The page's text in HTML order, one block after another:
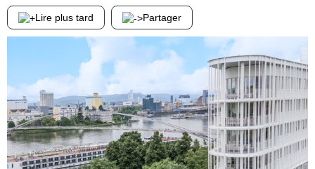
Lire plus tard Partager